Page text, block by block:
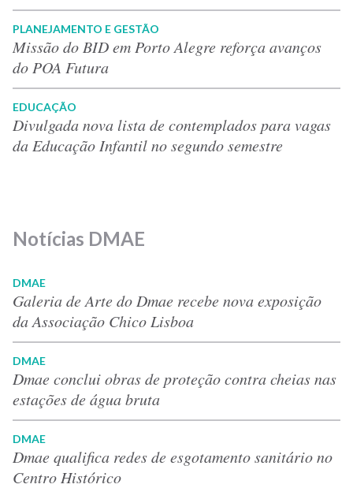
PLANEJAMENTO E GESTÃO
Missão do BID em Porto Alegre reforça avanços
do POA Futura
EDUCAÇÃO
Divulgada nova lista de contemplados para vagas
da Educação Infantil no segundo semestre
Notícias DMAE
DMAE
Galeria de Arte do Dmae recebe nova exposição
da Associação Chico Lisboa
DMAE
Dmae conclui obras de proteção contra cheias nas
estações de água bruta
DMAE
Dmae qualifica redes de esgotamento sanitário no
Centro Histórico